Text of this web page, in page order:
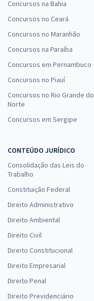
Concursos na Bahia
Concursos no Ceará
Concursos no Maranhão
Concursos na Paraíba
Concursos em Pernambuco
Concursos no Piauí
Concursos no Rio Grande do
Norte
Concursos em Sergipe
CONTEÚDO JURÍDICO
Consolidação das Leis do
Trabalho
Constituição Federal
Direito Administrativo
Direito Ambiental
Direito Civil
Direito Constitucional
Direito Empresarial
Direito Penal
Direito Previdenciário